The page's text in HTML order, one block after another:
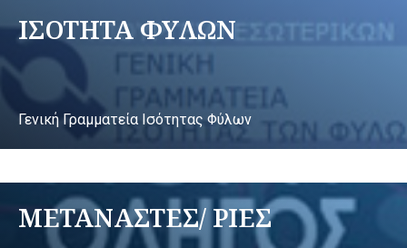
ΙΣΟΤΗΤΑ ΦΥΛΩΝ
Γενική Γραμματεία Ισότητας Φύλων
ΜΕΤΑΝΑΣΤΕΣ/ ΡΙΕΣ